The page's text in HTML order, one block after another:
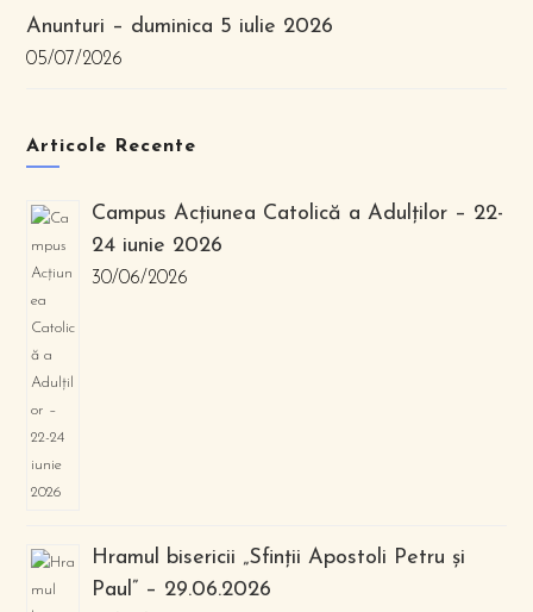
Anunturi – duminica 5 iulie 2026
05/07/2026
Articole Recente
Campus Acțiunea Catolică a Adulților – 22-
24 iunie 2026
30/06/2026
Hramul bisericii „Sfinții Apostoli Petru și
Paul” – 29.06.2026